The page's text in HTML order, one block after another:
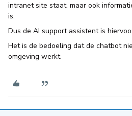
intranet site staat, maar ook
is.
Dus de AI support assistent is
Het is de bedoeling dat de chatbot
omgeving werkt.